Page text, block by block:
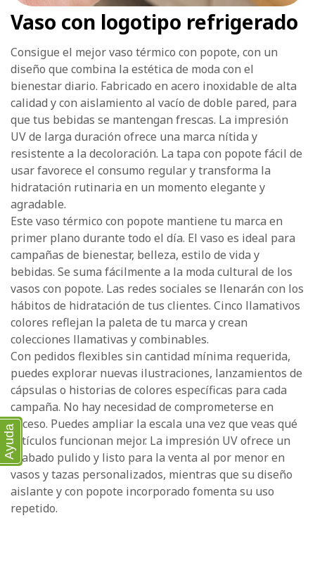
Vaso con logotipo refrigerado
Consigue el mejor vaso térmico con popote, con un
diseño que combina la estética de moda con el
bienestar diario. Fabricado en acero inoxidable de alta
calidad y con aislamiento al vacío de doble pared, para
que tus bebidas se mantengan frescas. La impresión
UV de larga duración ofrece una marca nítida y
resistente a la decoloración. La tapa con popote fácil de
usar favorece el consumo regular y transforma la
hidratación rutinaria en un momento elegante y
agradable.
Este vaso térmico con popote mantiene tu marca en
primer plano durante todo el día. El vaso es ideal para
campañas de bienestar, belleza, estilo de vida y
bebidas. Se suma fácilmente a la moda cultural de los
vasos con popote. Las redes sociales se llenarán con los
hábitos de hidratación de tus clientes. Cinco llamativos
colores reflejan la paleta de tu marca y crean
colecciones llamativas y combinables.
Con pedidos flexibles sin cantidad mínima requerida,
puedes explorar nuevas ilustraciones, lanzamientos de
cápsulas o historias de colores específicas para cada
campaña. No hay necesidad de comprometerse en
exceso. Puedes ampliar la escala una vez que veas qué
artículos funcionan mejor. La impresión UV ofrece un
acabado pulido y listo para la venta al por menor en
vasos y tazas personalizados, mientras que su diseño
aislante y con popote incorporado fomenta su uso
repetido.
Ayuda